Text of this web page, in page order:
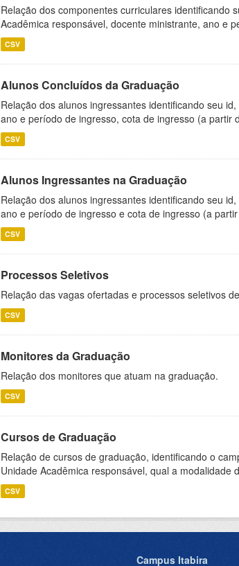
Relação dos componentes curriculares identificando
Acadêmica responsável, docente ministrante, ano e
CSV
Alunos Concluídos da Graduação
Relação dos alunos ingressantes identificando seu
ano e período de ingresso, cota de ingresso (a partir
CSV
Alunos Ingressantes na Graduação
Relação dos alunos ingressantes identificando seu
ano e período de ingresso e cota de ingresso (a
CSV
Processos Seletivos
Relação das vagas ofertadas e processos seletivos
CSV
Monitores da Graduação
Relação dos monitores que atuam na graduação.
CSV
Cursos de Graduação
Relação de cursos de graduação, identificando o
Unidade Acadêmica responsável, qual a modalidade
CSV
Campus Itabira